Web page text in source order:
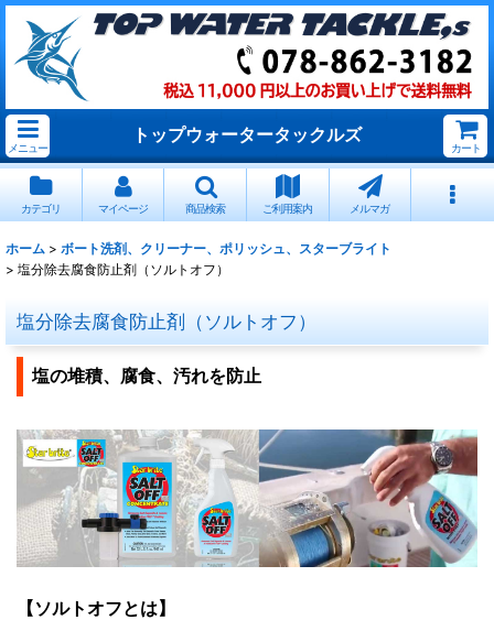
メニュー
トップウォータータックルズ
カート
カテゴリ マイページ 商品検索 ご利用案内 メルマガ
ホーム > ボート洗剤、クリーナー、ポリッシュ、スターブライト
> 塩分除去腐食防止剤（ソルトオフ）
塩分除去腐食防止剤（ソルトオフ）
塩の堆積、腐食、汚れを防止
【ソルトオフとは】